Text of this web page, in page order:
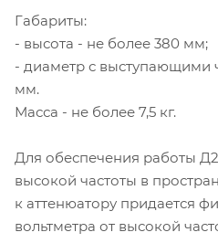
Габариты:
- высота - не более 380 мм;
- диаметр с выступающими
мм.
Масса - не более 7,5 кг.
Для обеспечения работы
высокой частоты в
к аттенюатору придается
вольтметра от высокой